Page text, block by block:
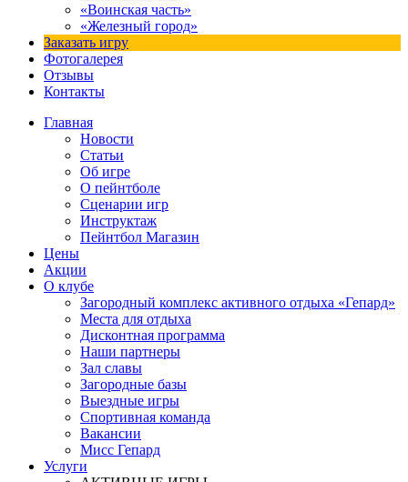
«Воинская часть»
«Железный город»
Заказать игру
Фотогалерея
Отзывы
Контакты
Главная
Новости
Статьи
Об игре
О пейнтболе
Сценарии игр
Инструктаж
Пейнтбол Магазин
Цены
Акции
О клубе
Загородный комплекс активного отдыха «Гепард»
Места для отдыха
Дисконтная программа
Наши партнеры
Зал славы
Загородные базы
Выездные игры
Спортивная команда
Вакансии
Мисс Гепард
Услуги